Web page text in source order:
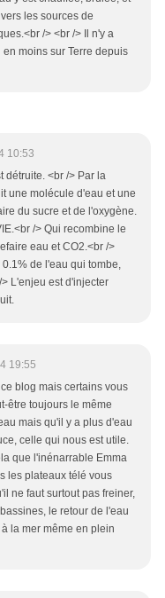
les sources de
/> <br /> Il n'y a
moins sur Terre depuis
10:53
détruite. <br /> Par la
une molécule d'eau et une
du sucre et de l'oxygène.
/> Qui recombine le
eau et CO2.<br />
de l'eau qui tombe,
L'enjeu est d'injecter
19:55
blog mais certains vous
être toujours le même
mais qu'il y a plus d'eau
celle qui nous est utile.
que l'inénarrable Emma
les plateaux télé vous
ne faut surtout pas freiner,
le retour de l'eau
la mer même en plein